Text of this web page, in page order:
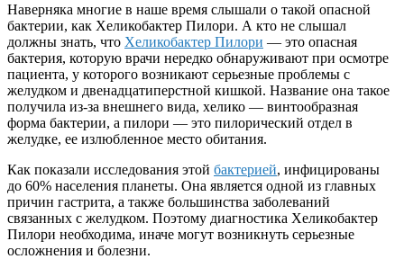
Наверняка многие в наше время слышали о такой опасной
бактерии, как Хеликобактер Пилори. А кто не слышал
должны знать, что Хеликобактер Пилори — это опасная
бактерия, которую врачи нередко обнаруживают при осмотре
пациента, у которого возникают серьезные проблемы с
желудком и двенадцатиперстной кишкой. Название она такое
получила из-за внешнего вида, хелико — винтообразная
форма бактерии, а пилори — это пилорический отдел в
желудке, ее излюбленное место обитания.
Как показали исследования этой бактерией, инфицированы
до 60% населения планеты. Она является одной из главных
причин гастрита, а также большинства заболеваний
связанных с желудком. Поэтому диагностика Хеликобактер
Пилори необходима, иначе могут возникнуть серьезные
осложнения и болезни.